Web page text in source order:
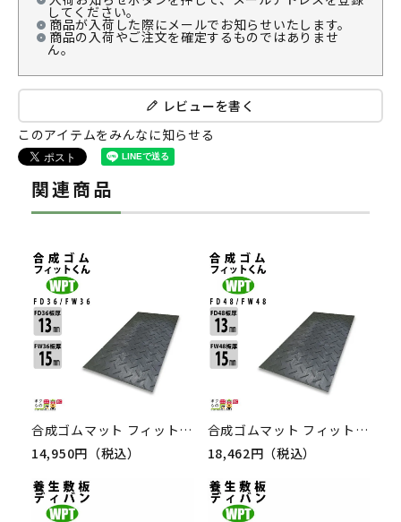
してください。
商品が入荷した際にメールでお知らせいたします。
商品の入荷やご注文を確定するものではありませ
ん。
レビューを書く
このアイテムをみんなに知らせる
関連商品
合成ゴムマット フィットくん FD36 1枚 連結穴なし FW36 1枚 黒 四隅穴 手持ち穴 ウッド プラスチックテクノロジー
14,950円（税込）
合成ゴムマット フィットくん FD48 FW48 1枚 黒 連結穴無し 手持ち穴 ウッドプラスチックテクノロジー
18,462円（税込）